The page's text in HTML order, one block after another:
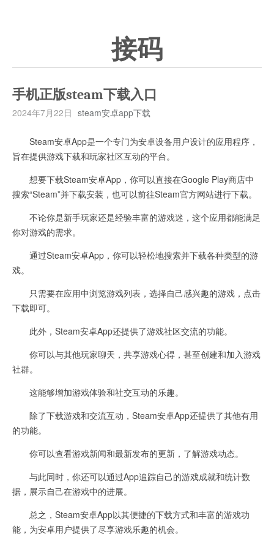
接码
手机正版steam下载入口
2024年7月22日 steam安卓app下载
Steam安卓App是一个专门为安卓设备用户设计的应用程序，
旨在提供游戏下载和玩家社区互动的平台。
想要下载Steam安卓App，你可以直接在Google Play商店中
搜索“Steam”并下载安装，也可以前往Steam官方网站进行下载。
不论你是新手玩家还是经验丰富的游戏迷，这个应用都能满足
你对游戏的需求。
通过Steam安卓App，你可以轻松地搜索并下载各种类型的游
戏。
只需要在应用中浏览游戏列表，选择自己感兴趣的游戏，点击
下载即可。
此外，Steam安卓App还提供了游戏社区交流的功能。
你可以与其他玩家聊天，共享游戏心得，甚至创建和加入游戏
社群。
这能够增加游戏体验和社交互动的乐趣。
除了下载游戏和交流互动，Steam安卓App还提供了其他有用
的功能。
你可以查看游戏新闻和最新发布的更新，了解游戏动态。
与此同时，你还可以通过App追踪自己的游戏成就和统计数
据，展示自己在游戏中的进展。
总之，Steam安卓App以其便捷的下载方式和丰富的游戏功
能，为安卓用户提供了尽享游戏乐趣的机会。